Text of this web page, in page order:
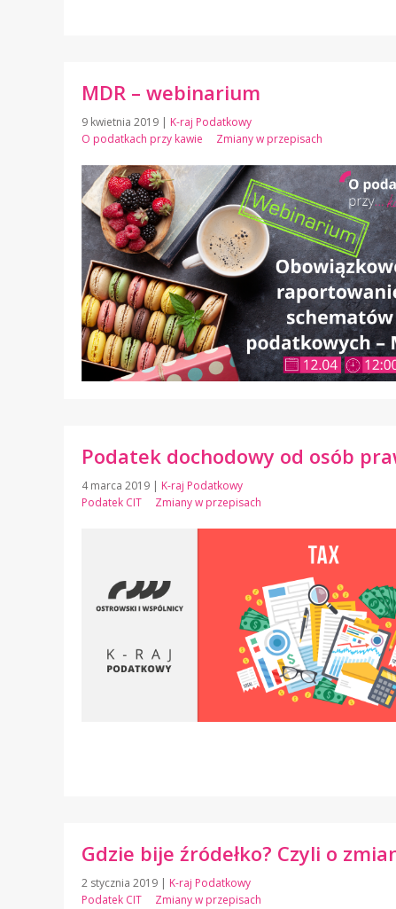
MDR – webinarium
9 kwietnia 2019 | K-raj Podatkowy
O podatkach przy kawie
Zmiany w przepisach
Podatek dochodowy od osób
4 marca 2019 | K-raj Podatkowy
Podatek CIT
Zmiany w przepisach
Gdzie bije źródełko? Czyli o
2 stycznia 2019 | K-raj Podatkowy
Podatek CIT
Zmiany w przepisach